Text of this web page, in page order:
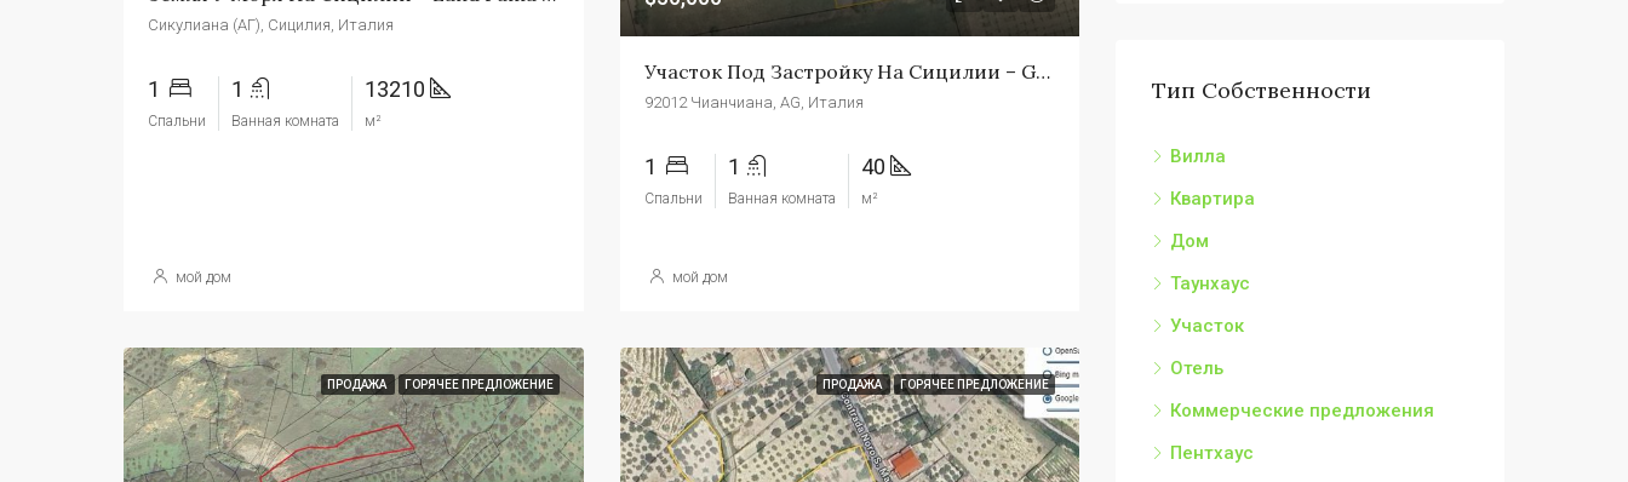
Сикулиана (АГ), Сицилия, Италия
1
Спальни
1
Ванная комната
13210
м²
мой дом
Участок Под Застройку На Сицилии – Gagliano Cda Piano D'Oca
92012 Чианчиана, AG, Италия
1
Спальни
1
Ванная комната
40
м²
мой дом
ПРОДАЖА ГОРЯЧЕЕ ПРЕДЛОЖЕНИЕ ПРОДАЖА ГОРЯЧЕЕ ПРЕДЛОЖЕНИЕ
Тип Собственности
Вилла
Квартира
Дом
Таунхаус
Участок
Отель
Коммерческие предложения
Пентхаус